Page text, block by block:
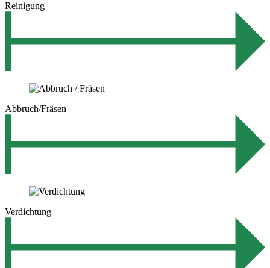
Reinigung
Abbruch/Fräsen
Verdichtung